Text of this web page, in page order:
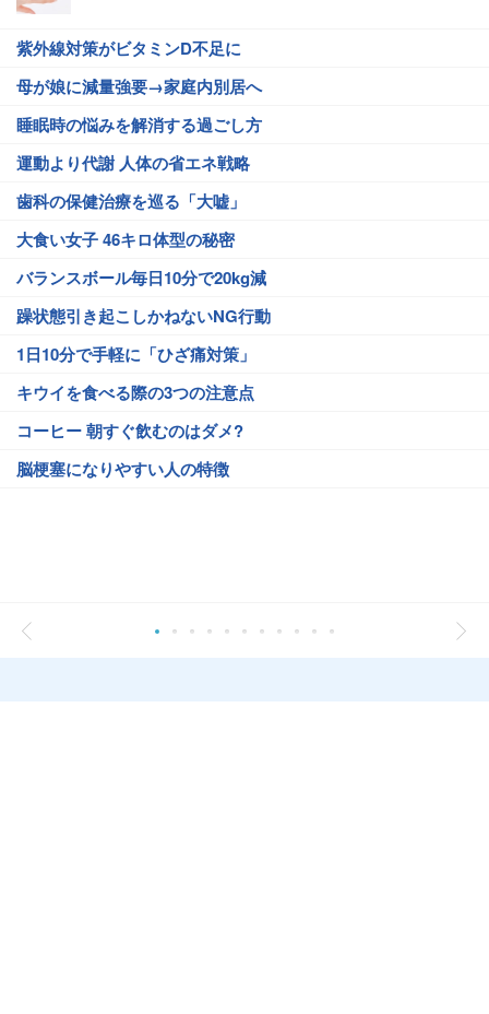
紫外線対策がビタミンD不足に
母が娘に減量強要→家庭内別居へ
睡眠時の悩みを解消する過ごし方
運動より代謝 人体の省エネ戦略
歯科の保健治療を巡る「大嘘」
大食い女子 46キロ体型の秘密
バランスボール毎日10分で20kg減
躁状態引き起こしかねないNG行動
1日10分で手軽に「ひざ痛対策」
キウイを食べる際の3つの注意点
コーヒー 朝すぐ飲むのはダメ?
脳梗塞になりやすい人の特徴